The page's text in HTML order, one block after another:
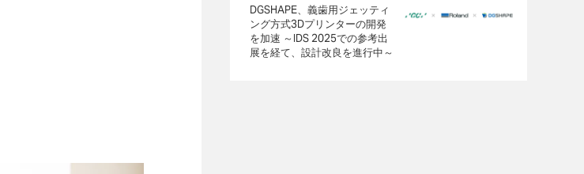
DGSHAPE、義歯用ジェッティ
ング方式3Dプリンターの開発
を加速 ～IDS 2025での参考出
展を経て、設計改良を進行中～